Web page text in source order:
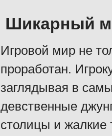
Шикарный
Игровой мир не
проработан.
заглядывая в
девственные
столицы и жалкие